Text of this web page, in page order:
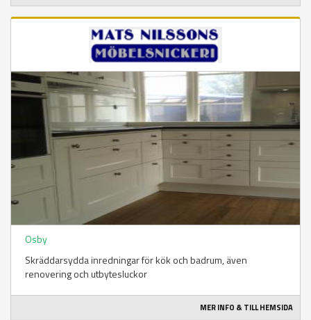
Osby
Skräddarsydda inredningar för kök och badrum, även
renovering och utbytesluckor
MER INFO & TILL HEMSIDA